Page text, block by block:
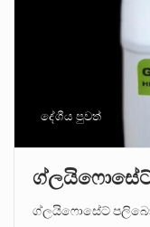
දේශීය පුවත්
ග්ලයිෆොසේට්